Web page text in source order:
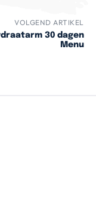
VOLGEND ARTIKEL
30 dagen
Menu